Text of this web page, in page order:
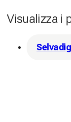
Visualizza i